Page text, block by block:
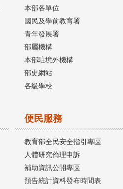
本部各單位
國民及學前教育署
青年發展署
部屬機構
本部駐境外機構
部史網站
各級學校
便民服務
教育部全民安全指引專區
人體研究倫理申訴
補助資訊公開專區
預告統計資料發布時間表